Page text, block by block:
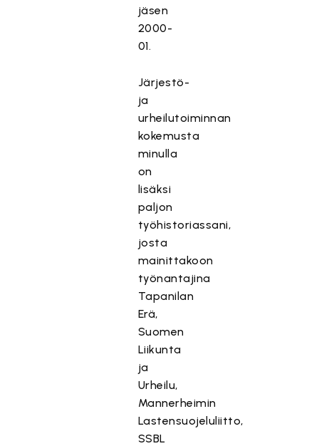
jäsen
2000-
01.
Järjestö-
ja
urheilutoiminnan
kokemusta
minulla
on
lisäksi
paljon
työhistoriassani,
josta
mainittakoon
työnantajina
Tapanilan
Erä,
Suomen
Liikunta
ja
Urheilu,
Mannerheimin
Lastensuojeluliitto,
SSBL